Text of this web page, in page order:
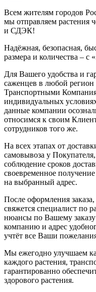
Всем жителям городов
мы отправляем растения
и СДЭК!
Надёжная, безопасная,
размера и количества – с
Для Вашего удобства и
саженцев в любой
Транспортными
индивидуальных
данные компании
относимся к своим
сотрудников того же.
На всех этапах от
самовывоза у
соблюдение сроков
своевременное
на выбранный адрес.
После оформления
свяжется специалист по
нюансы по Вашему
компанию и адрес
учтёт все Ваши
Мы ежегодно улучшаем
каждого растения,
гарантированно
здорового растения.